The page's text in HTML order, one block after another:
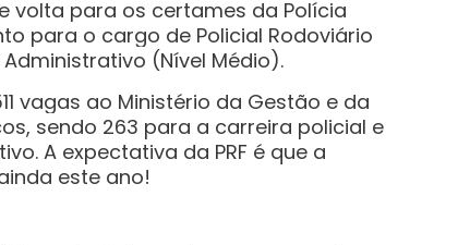
volta para os certames da Polícia
para o cargo de Policial Rodoviário
(Nível Médio).
vagas ao Ministério da Gestão e da
sendo 263 para a carreira policial e
A expectativa da PRF é que a
este ano!